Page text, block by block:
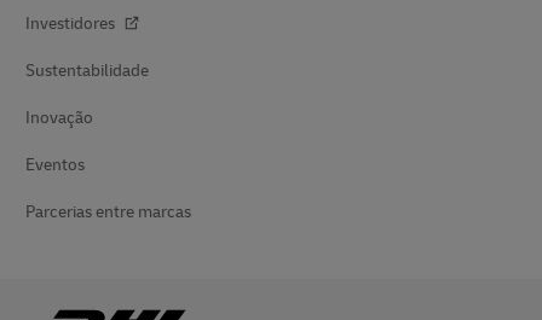
Investidores
Sustentabilidade
Inovação
Eventos
Parcerias entre marcas